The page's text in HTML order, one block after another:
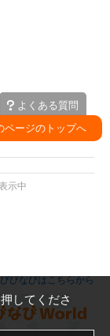
よくある質問
ページのトップへ
示中
びなびはこちらから
してくださ